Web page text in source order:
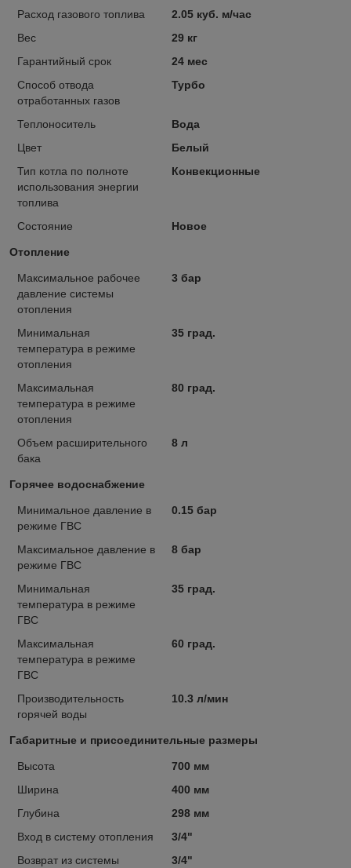
Расход газового топлива
2.05 куб. м/час
Вес
29 кг
Гарантийный срок
24 мес
Способ отвода
отработанных газов
Турбо
Теплоноситель
Вода
Цвет
Белый
Тип котла по полноте
использования энергии
топлива
Конвекционные
Состояние Новое
Отопление
Максимальное рабочее
давление системы
отопления
3 бар
Минимальная
температура в режиме
отопления
35 град.
Максимальная
температура в режиме
отопления
80 град.
Объем расширительного
бака
8 л
Горячее водоснабжение
Минимальное давление в
режиме ГВС
0.15 бар
Максимальное давление в
режиме ГВС
8 бар
Минимальная
температура в режиме
ГВС
35 град.
Максимальная
температура в режиме
ГВС
60 град.
Производительность
горячей воды
10.3 л/мин
Габаритные и присоединительные размеры
Высота
700 мм
Ширина
400 мм
Глубина
298 мм
Вход в систему отопления
3/4"
Возврат из системы
3/4"